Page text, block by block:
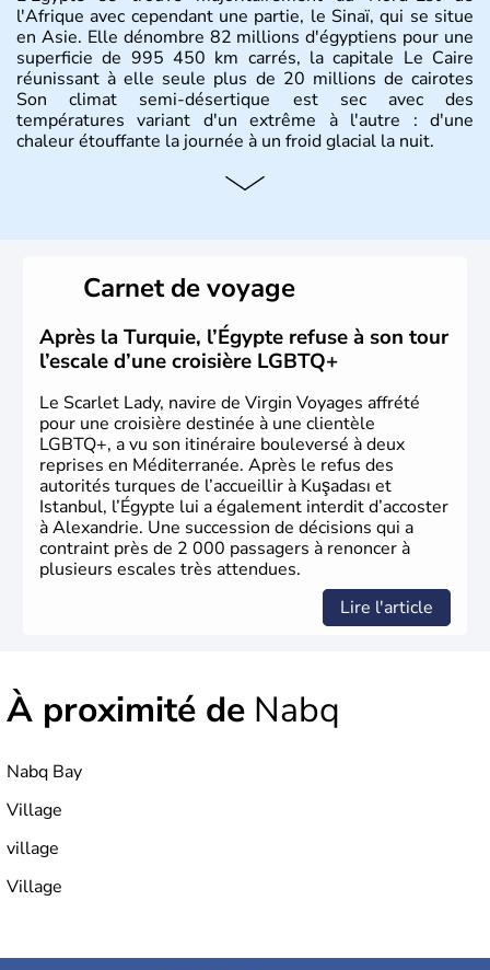
l'Afrique avec cependant une partie, le Sinaï, qui se situe
en Asie. Elle dénombre 82 millions d'égyptiens pour une
superficie de 995 450 km carrés, la capitale Le Caire
réunissant à elle seule plus de 20 millions de cairotes
Son climat semi-désertique est sec avec des
températures variant d'un extrême à l'autre : d'une
chaleur étouffante la journée à un froid glacial la nuit.
Histoire et administration
passé sont connues pour leur culture et leurs
technologies très en avance sur le reste du monde. Après
avoir été occupée par divers peuples comme les perses et
les grecs, cette république démocratique se développe
sous la domination arabe au VIIème siècle et en garde sa
langue officielle.
Carnet de voyage
Après la Turquie, l’Égypte refuse à son tour
l’escale d’une croisière LGBTQ+
Le Scarlet Lady, navire de Virgin Voyages affrété
pour une croisière destinée à une clientèle
LGBTQ+, a vu son itinéraire bouleversé à deux
reprises en Méditerranée. Après le refus des
autorités turques de l’accueillir à Kuşadası et
Istanbul, l’Égypte lui a également interdit d’accoster
à Alexandrie. Une succession de décisions qui a
contraint près de 2 000 passagers à renoncer à
plusieurs escales très attendues.
Lire l'article
À proximité de Nabq
Nabq Bay
Village
village
Village